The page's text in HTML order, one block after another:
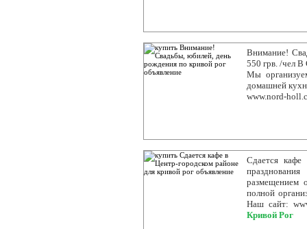
Внимание!
550 грв. /чел
Мы
домашней
www.nord-
Сдается
размещением
полной
Наш сайт:
Кривой Рог